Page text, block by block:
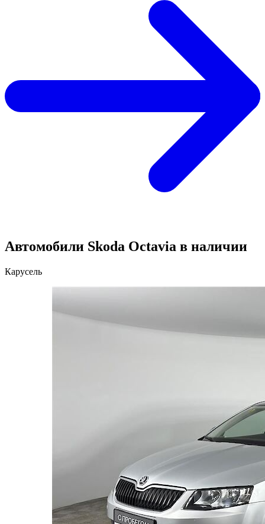
Автомобили Skoda Octavia в наличии
Карусель